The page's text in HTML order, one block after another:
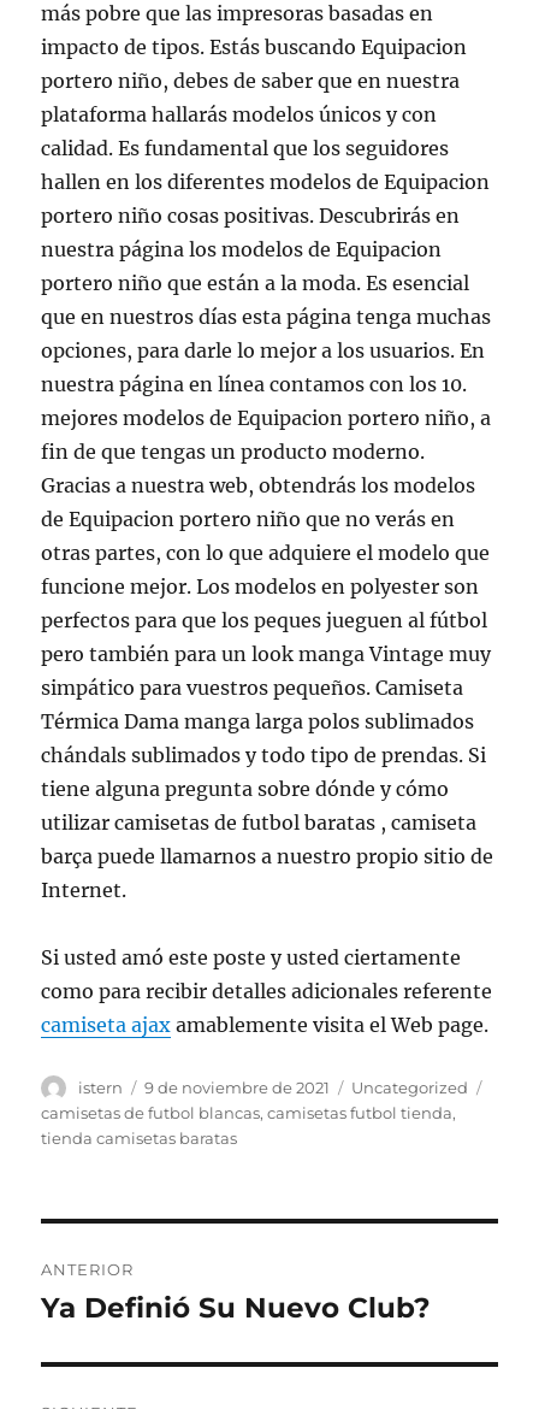
más pobre que las impresoras basadas en
impacto de tipos. Estás buscando Equipacion
portero niño, debes de saber que en nuestra
plataforma hallarás modelos únicos y con
calidad. Es fundamental que los seguidores
hallen en los diferentes modelos de Equipacion
portero niño cosas positivas. Descubrirás en
nuestra página los modelos de Equipacion
portero niño que están a la moda. Es esencial
que en nuestros días esta página tenga muchas
opciones, para darle lo mejor a los usuarios. En
nuestra página en línea contamos con los 10.
mejores modelos de Equipacion portero niño, a
fin de que tengas un producto moderno.
Gracias a nuestra web, obtendrás los modelos
de Equipacion portero niño que no verás en
otras partes, con lo que adquiere el modelo que
funcione mejor. Los modelos en polyester son
perfectos para que los peques jueguen al fútbol
pero también para un look manga Vintage muy
simpático para vuestros pequeños. Camiseta
Térmica Dama manga larga polos sublimados
chándals sublimados y todo tipo de prendas. Si
tiene alguna pregunta sobre dónde y cómo
utilizar camisetas de futbol baratas , camiseta
barça puede llamarnos a nuestro propio sitio de
Internet.
Si usted amó este poste y usted ciertamente
como para recibir detalles adicionales referente
camiseta ajax amablemente visita el Web page.
Autor
istern
Publicado
el
9 de noviembre de 2021 Categorías
Uncategorized
camisetas de futbol blancas,camisetas futbol tienda,
tienda camisetas baratas
de
ANTERIOR
Entrada
Ya Definió Su Nuevo Club?